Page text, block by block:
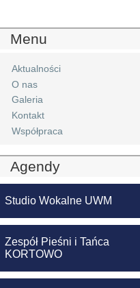
Menu
Aktualności
O nas
Galeria
Kontakt
Współpraca
Agendy
Studio Wokalne UWM
Zespół Pieśni i Tańca
KORTOWO